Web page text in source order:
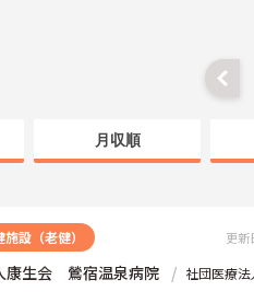
月収順
設（老健） 更新
康生会 鶯宿温泉病院
社団医療